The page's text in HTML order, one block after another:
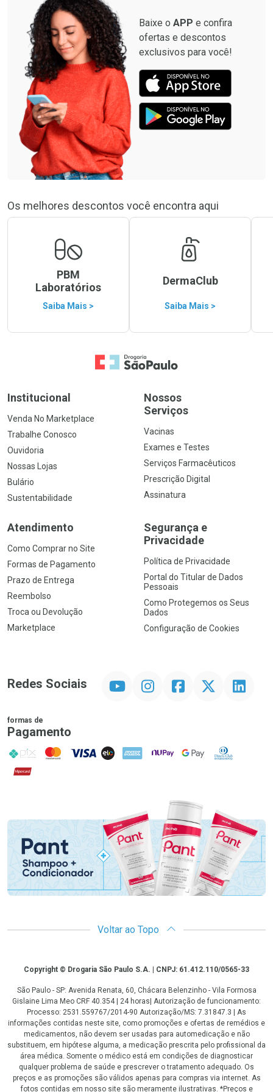
Baixe o APP e confira
ofertas e descontos
exclusivos para você!
Os melhores descontos você encontra aqui
PBM
Laboratórios
Saiba Mais >
DermaClub
Saiba Mais >
Ir para a Home
Institucional
Venda No Marketplace
Trabalhe Conosco
Ouvidoria
Nossas Lojas
Bulário
Sustentabilidade
Nossos
Serviços
Vacinas
Exames e Testes
Serviços Farmacêuticos
Prescrição Digital
Assinatura
Atendimento
Como Comprar no Site
Formas de Pagamento
Prazo de Entrega
Reembolso
Troca ou Devolução
Marketplace
Segurança e
Privacidade
Política de Privacidade
Portal do Titular de Dados
Pessoais
Como Protegemos os Seus
Dados
Configuração de Cookies
Redes Sociais InstagramFacebookTwitter Linkedin
formas de
Pagamento
PIX MasterCard
VISA ELO AMEX NuPay Google PayDiners Club
Hipercard
Promoção em Destaque
Voltar ao Topo
CopyrightCopyright © Drogaria São Paulo S.A. | CNPJ: 61.412.110/0565-33
São Paulo - SP: Avenida Renata, 60, Chácara Belenzinho - Vila Formosa
Gislaine Lima Meo CRF 40.354 | 24 horas| Autorização de funcionamento:
Processo: 2531.559767/2014-90 Autorização/MS: 7.31847.3 | As
informações contidas neste site, como promoções e ofertas de remédios e
medicamentos, não devem ser usadas para automedicação e não
substituem, em hipótese alguma, a medicação prescrita pelo profissional da
área médica. Somente o médico está em condições de diagnosticar
qualquer problema de saúde e prescrever o tratamento adequado. Os
preços e as promoções são válidos apenas para compras via internet. As
fotos contidas em nosso site são meramente ilustrativas. *Preços e